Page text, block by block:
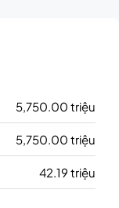
5,750.00 triệu
5,750.00 triệu
42.19 triệu